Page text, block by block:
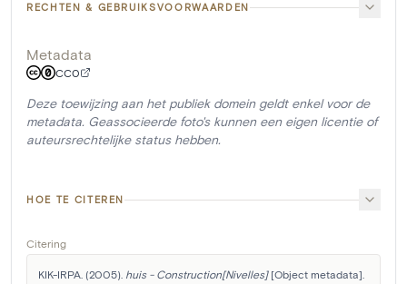
RECHTEN & GEBRUIKSVOORWAARDEN
Metadata
CC0
Deze toewijzing aan het publiek domein geldt enkel voor de
metadata. Geassocieerde foto's kunnen een eigen licentie of
auteursrechtelijke status hebben.
HOE TE CITEREN
Citering
KIK-IRPA. (2005). huis - Construction[Nivelles] [Object metadata].